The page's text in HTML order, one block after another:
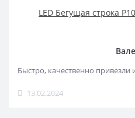
LED Бегущая строка
Быстро, качественно привезли
13.02.2024